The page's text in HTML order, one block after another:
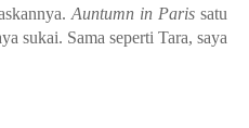
Auntumn in Paris satu
sukai. Sama seperti Tara, saya